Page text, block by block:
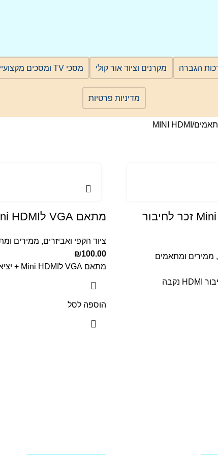
הגברה מקרנים וציוד אור קולי מסכי TV ומסכים מקצועיים
מדיניות פרטיות
MINI HDMI
מתאם Mini HDMI זכר לחיבור
, ממירים ומתאמים
מתאם VGA לMini HDMI
ציוד הקפי ואביזרים, ממירים
₪100.00
מתאם VGA לMini HDMI + יציאת שמע
הוספה לסל